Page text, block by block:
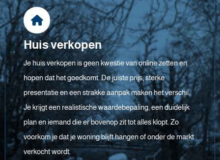
Huis verkopen
Je huis verkopen is geen kwestie van online zetten en
hopen dat het goedkomt. De juiste prijs, sterke
presentatie en een strakke aanpak maken het verschil.
Je krijgt een realistische waardebepaling, een duidelijk
plan en iemand die er bovenop zit tot alles klopt. Zo
voorkom je dat je woning blijft hangen of onder de markt
verkocht wordt.